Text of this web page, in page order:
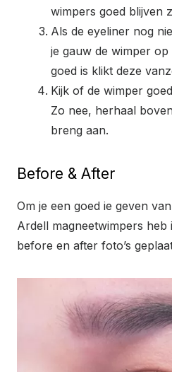
wimpers goed blijven
Als de eyeliner nog
je gauw de wimper
goed is klikt deze
Kijk of de wimper
Zo nee, herhaal
breng aan.
Before & After
Om je een goed ie geven
Ardell magneetwimpers
before en after foto’s